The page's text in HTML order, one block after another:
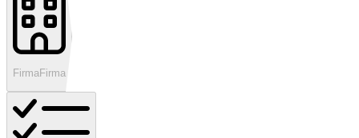
Firma Firma